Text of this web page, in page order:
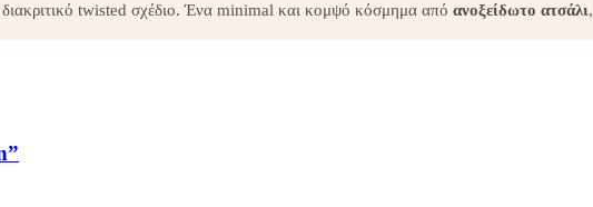
twisted σχέδιο. Ένα minimal και κομψό κόσμημα από ανοξείδωτο ατσάλι